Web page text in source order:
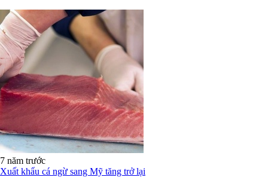
7 năm trước
Xuất khẩu cá ngừ sang Mỹ tăng trở lại